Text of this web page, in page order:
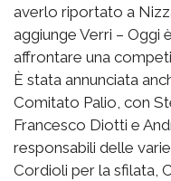
averlo riportato a
aggiunge Verri – Oggi
affrontare una
È stata annunciata
Comitato Palio, con
Francesco Diotti e
responsabili delle
Cordioli per la sfilata,